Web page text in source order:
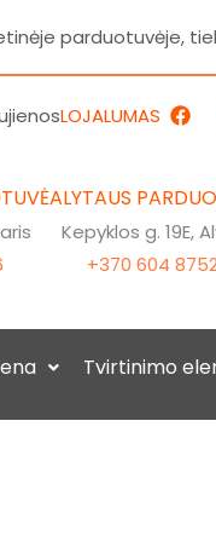
parduotuvėje,
LOJALUMAS F
a
b
o
o
k
ALYTAUS
Kepyklos g. 19E,
+370 604
Tvirtinimo